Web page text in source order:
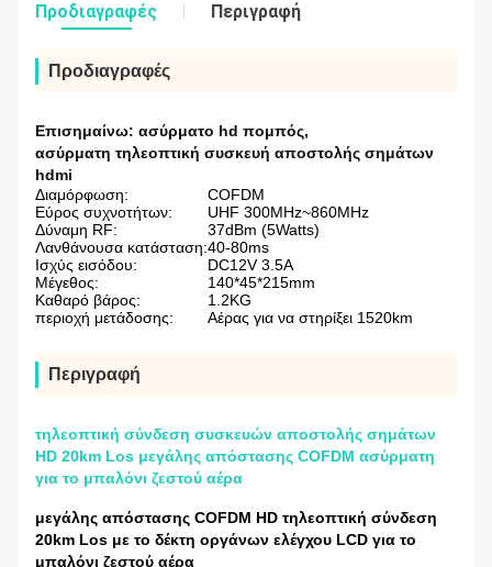
Προδιαγραφές Περιγραφή
Προδιαγραφές
Επισημαίνω: ασύρματο hd πομπός,
ασύρματη τηλεοπτική συσκευή αποστολής σημάτων
hdmi
Διαμόρφωση:
COFDM
Εύρος συχνοτήτων:
UHF 300MHz~860MHz
Δύναμη RF:
37dBm (5Watts)
Λανθάνουσα κατάσταση:40-80ms
Ισχύς εισόδου:
DC12V 3.5A
Μέγεθος:
140*45*215mm
Καθαρό βάρος:
1.2KG
περιοχή μετάδοσης:
Αέρας για να στηρίξει 1520km
Περιγραφή
τηλεοπτική σύνδεση συσκευών αποστολής σημάτων
HD 20km Los μεγάλης απόστασης COFDM ασύρματη
για το μπαλόνι ζεστού αέρα
μεγάλης απόστασης COFDM HD τηλεοπτική σύνδεση
20km Los με το δέκτη οργάνων ελέγχου LCD για το
μπαλόνι ζεστού αέρα